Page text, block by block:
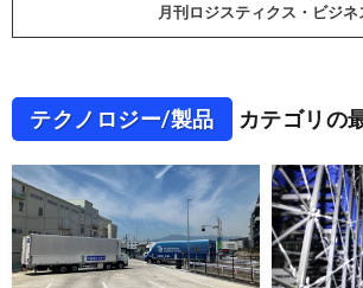
月刊ロジスティクス・ビジネ
テクノロジー/製品 カテゴリの